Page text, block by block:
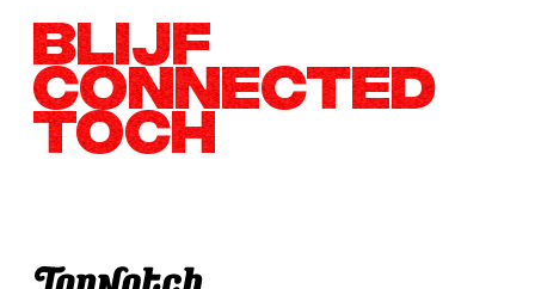
BLIJF
CONNECTED
TOCH